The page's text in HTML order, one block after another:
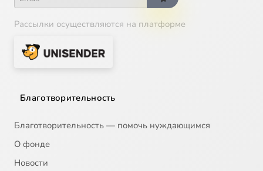
Рассылки осуществляются на платформе
Благотворительность
Благотворительность — помочь нуждающимся
О фонде
Новости